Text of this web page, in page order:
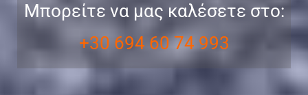
Μπορείτε να μας καλέσετε στο:
+30 694 60 74 993